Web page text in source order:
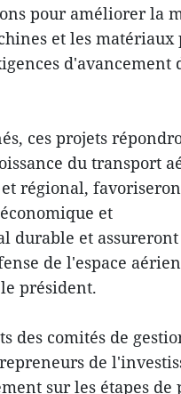
pour améliorer la
et les matériaux
d'avancement
ces projets
du transport
régional,
et
durable et
de l'espace
président.
des comités de
de
sur les étapes de